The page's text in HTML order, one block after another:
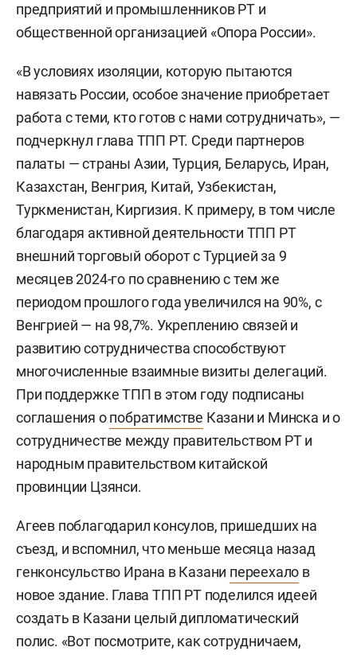
предприятий и промышленников РТ и
общественной организацией «Опора России».
«В условиях изоляции, которую пытаются
навязать России, особое значение приобретает
работа с теми, кто готов с нами сотрудничать», —
подчеркнул глава ТПП РТ. Среди партнеров
палаты — страны Азии, Турция, Беларусь, Иран,
Казахстан, Венгрия, Китай, Узбекистан,
Туркменистан, Киргизия. К примеру, в том числе
благодаря активной деятельности ТПП РТ
внешний торговый оборот с Турцией за 9
месяцев 2024-го по сравнению с тем же
периодом прошлого года увеличился на 90%, с
Венгрией — на 98,7%. Укреплению связей и
развитию сотрудничества способствуют
многочисленные взаимные визиты делегаций.
При поддержке ТПП в этом году подписаны
соглашения опобратимстве Казани и Минска и о
сотрудничестве между правительством РТ и
народным правительством китайской
провинции Цзянси.
Агеев поблагодарил консулов, пришедших на
съезд, и вспомнил, что меньше месяца назад
генконсульство Ирана в Казани переехало в
новое здание. Глава ТПП РТ поделился идеей
создать в Казани целый дипломатический
полис. «Вот посмотрите, как сотрудничаем,